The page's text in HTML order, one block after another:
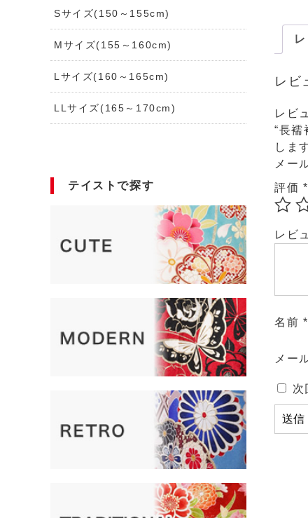
Sサイズ(150～155cm)
Mサイズ(155～160cm)
Lサイズ(160～165cm)
LLサイズ(165～170cm)
テイストで探す
レビ
レビ
“長
しま
メー
評価 *
レビ
名前 *
メー
次